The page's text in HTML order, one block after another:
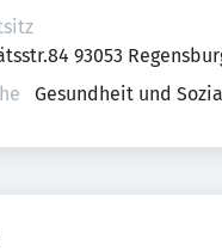
93053
Gesundheit und